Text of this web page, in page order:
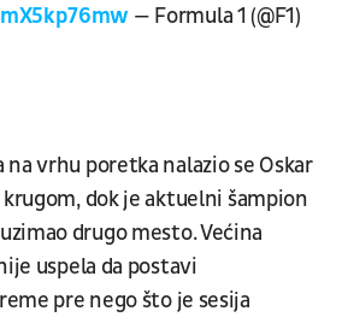
— Formula 1 (@F1)
vrhu poretka nalazio se Oskar
dok je aktuelni šampion
drugo mesto. Većina
uspela da postavi
pre nego što je sesija